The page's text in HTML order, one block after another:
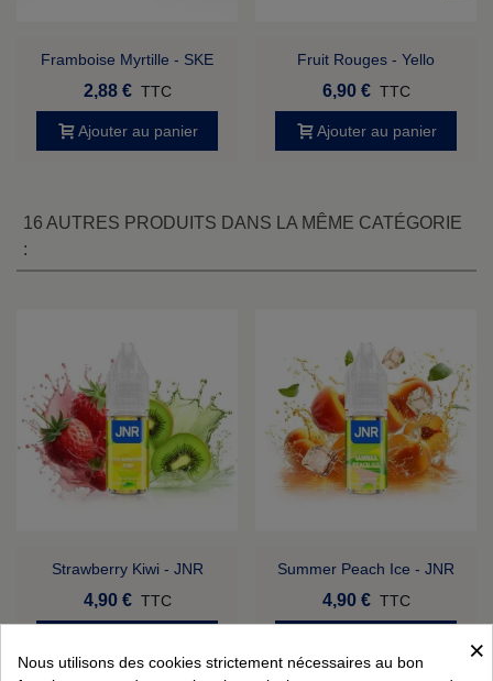
Framboise Myrtille - SKE
Crystal Pro 1000
2,88 € TTC
Ajouter au panier
Fruit Rouges - Yello
6,90 € TTC
Ajouter au panier
16 AUTRES PRODUITS DANS LA MÊME CATÉGORIE
:
Strawberry Kiwi - JNR
4,90 € TTC
Summer Peach Ice - JNR
4,90 € TTC
×
Nous utilisons des cookies strictement nécessaires au bon